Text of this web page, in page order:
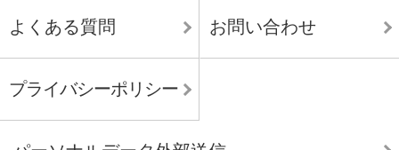
よくある質問 お問い合わせ
プライバシーポリシー